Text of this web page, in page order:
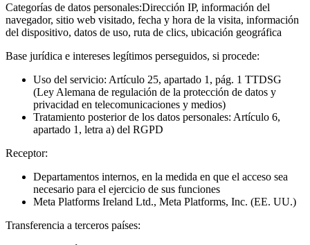
Categorías de datos personales:Dirección IP, información del
navegador, sitio web visitado, fecha y hora de la visita, información
del dispositivo, datos de uso, ruta de clics, ubicación geográfica
Base jurídica e intereses legítimos perseguidos, si procede:
Uso del servicio: Artículo 25, apartado 1, pág. 1 TTDSG
(Ley Alemana de regulación de la protección de datos y
privacidad en telecomunicaciones y medios)
Tratamiento posterior de los datos personales: Artículo 6,
apartado 1, letra a) del RGPD
Receptor:
Departamentos internos, en la medida en que el acceso sea
necesario para el ejercicio de sus funciones
Meta Platforms Ireland Ltd., Meta Platforms, Inc. (EE. UU.)
Transferencia a terceros países: